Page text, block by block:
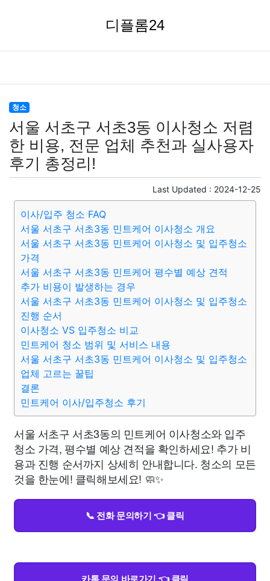
디플롬24
청소
서울 서초구 서초3동 이사청소 저렴
한 비용, 전문 업체 추천과 실사용자
후기 총정리!
Last Updated : 2024-12-25
이사/입주 청소 FAQ
서울 서초구 서초3동 민트케어 이사청소 개요
서울 서초구 서초3동 민트케어 이사청소 및 입주청소
가격
서울 서초구 서초3동 민트케어 평수별 예상 견적
추가 비용이 발생하는 경우
서울 서초구 서초3동 민트케어 이사청소 및 입주청소
진행 순서
이사청소 VS 입주청소 비교
민트케어 청소 범위 및 서비스 내용
서울 서초구 서초3동 민트케어 이사청소 및 입주청소
업체 고르는 꿀팁
결론
민트케어 이사/입주청소 후기
서울 서초구 서초3동의 민트케어 이사청소와 입주
청소 가격, 평수별 예상 견적을 확인하세요! 추가 비
용과 진행 순서까지 상세히 안내합니다. 청소의 모든
것을 한눈에! 클릭해보세요! 🧼✨
📞 전화 문의하기 👈 클릭